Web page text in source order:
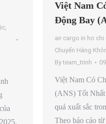
Việt Nam
Động Bay
air cargo in ho chi
Chuyển Hàng
Byteam_trinh
Việt Nam Có
(ANS) Tốt
quả xuất sắc
Theo báo cáo
,